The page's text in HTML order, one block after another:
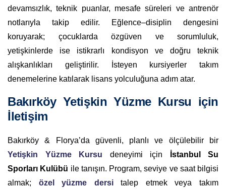
devamsızlık, teknik puanlar, mesafe süreleri ve antrenör
notlarıyla takip edilir. Eğlence–disiplin dengesini
koruyarak; çocuklarda özgüven ve sorumluluk,
yetişkinlerde ise istikrarlı kondisyon ve doğru teknik
alışkanlıkları geliştirilir. İsteyen kursiyerler takım
denemelerine katılarak lisans yolculuğuna adım atar.
Bakırköy Yetişkin Yüzme Kursu için
İletişim
Bakırköy & Florya’da güvenli, planlı ve ölçülebilir bir
Yetişkin Yüzme Kursu deneyimi için
İstanbul Su
Sporları Kulübü ile tanışın. Program, seviye ve saat bilgisi
almak; özel yüzme dersitalep etmek veya takım